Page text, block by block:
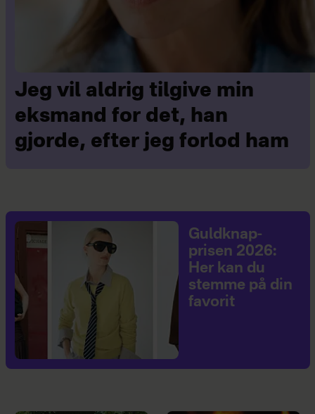
Jeg vil aldrig tilgive min
eksmand for det, han
gjorde, efter jeg forlod ham
Guldknap-
prisen 2026:
Her kan du
stemme på din
favorit